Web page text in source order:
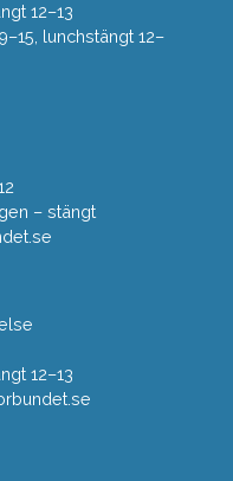
12–13
lunchstängt 12–
– stängt
12–13